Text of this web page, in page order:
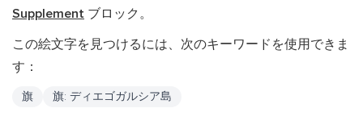
Supplement ブロック。
この絵文字を見つけるには、次のキーワードを使用できま
す：
旗 旗: ディエゴガルシア島